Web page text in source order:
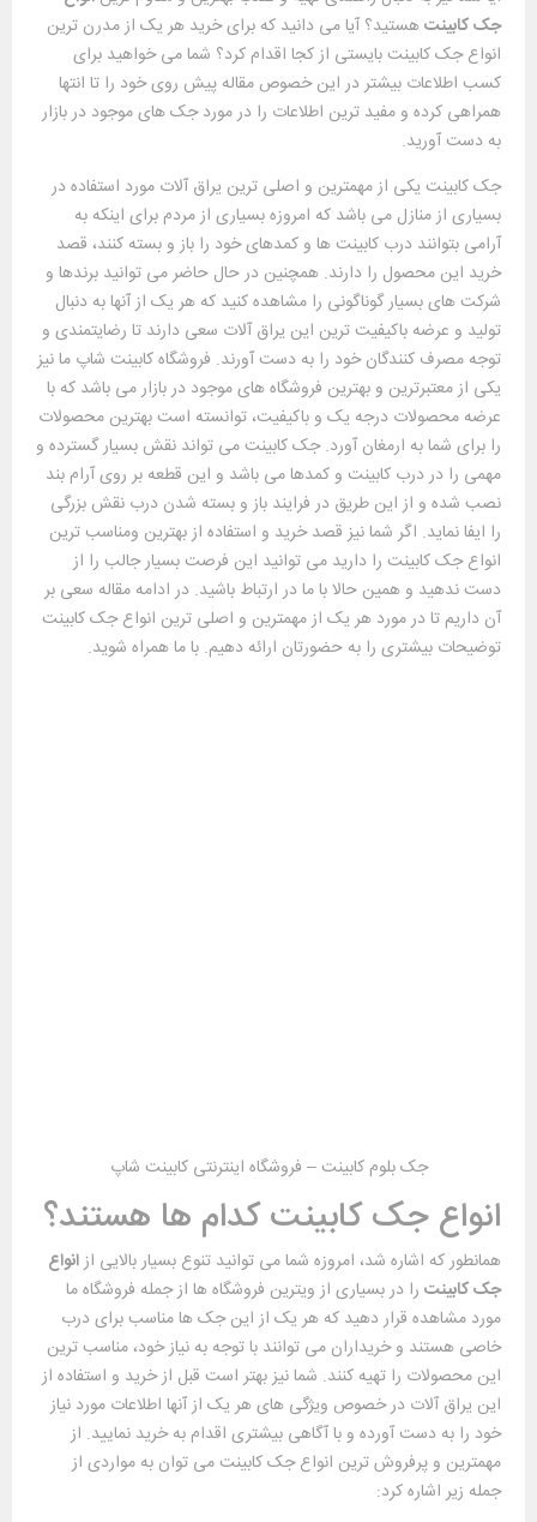
جک کابینتهستید؟ آیا می دانید که برای خرید هر یک از مدرن ترین
انواع جک کابینت بایستی از کجا اقدام کرد؟ شما می خواهید برای
کسب اطلاعات بیشتر در این خصوص مقاله پیش روی خود را تا انتها
همراهی کرده و مفید ترین اطلاعات را در مورد جک های موجود در بازار
به دست آورید.
جک کابینت یکی از مهمترین و اصلی ترین یراق آلات مورد استفاده در
بسیاری از منازل می باشد که امروزه بسیاری از مردم برای اینکه به
آرامی بتوانند درب کابینت ها و کمدهای خود را باز و بسته کنند، قصد
خرید این محصول را دارند. همچنین در حال حاضر می توانید برندها و
شرکت های بسیار گوناگونی را مشاهده کنید که هر یک از آنها به دنبال
تولید و عرضه باکیفیت ترین این یراق آلات سعی دارند تا رضایتمندی و
توجه مصرف کنندگان خود را به دست آورند. فروشگاه کابینت شاپ ما نیز
یکی از معتبرترین و بهترین فروشگاه های موجود در بازار می باشد که با
عرضه محصولات درجه یک و باکیفیت، توانسته است بهترین محصولات
را برای شما به ارمغان آورد. جک کابینت می تواند نقش بسیار گسترده و
مهمی را در درب کابینت و کمدها می باشد و این قطعه بر روی آرام بند
نصب شده و از این طریق در فرایند باز و بسته شدن درب نقش بزرگی
را ایفا نماید. اگر شما نیز قصد خرید و استفاده از بهترین ومناسب ترین
انواع جک کابینت را دارید می توانید این فرصت بسیار جالب را از
دست ندهید و همین حالا با ما در ارتباط باشید. در ادامه مقاله سعی بر
آن داریم تا در مورد هر یک از مهمترین و اصلی ترین انواع جک کابینت
توضیحات بیشتری را به حضورتان ارائه دهیم. با ما همراه شوید.
جک بلوم کابینت – فروشگاه اینترنتی کابینت شاپ
انواع جک کابینت کدام ها هستند؟
همانطور که اشاره شد، امروزه شما می توانید تنوع بسیار بالایی ازانواع
جک کابینت را در بسیاری از ویترین فروشگاه ها از جمله فروشگاه ما
مورد مشاهده قرار دهید که هر یک از این جک ها مناسب برای درب
خاصی هستند و خریداران می توانند با توجه به نیاز خود، مناسب ترین
این محصولات را تهیه کنند. شما نیز بهتر است قبل از خرید و استفاده از
این یراق آلات در خصوص ویژگی های هر یک از آنها اطلاعات مورد نیاز
خود را به دست آورده و با آگاهی بیشتری اقدام به خرید نمایید. از
مهمترین و پرفروش ترین انواع جک کابینت می توان به مواردی از
جمله زیر اشاره کرد: